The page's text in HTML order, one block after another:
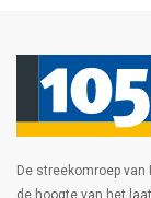
De streekomroep
de hoogte van het